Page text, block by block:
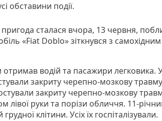
обставини події.
сталася вчора, 13 червня,
«Fiat Doblo» зіткнувся з самохідним
водій та пасажири легковика.
закриту черепно-мозкову
закриту черепно-мозкову
лівої руки та порізи обличчя. 11-
клітини. Усіх їх госпіталізували.